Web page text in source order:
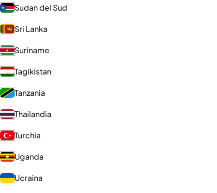
Sudan del Sud
Sri Lanka
Suriname
Tagikistan
Tanzania
Thailandia
Turchia
Uganda
Ucraina